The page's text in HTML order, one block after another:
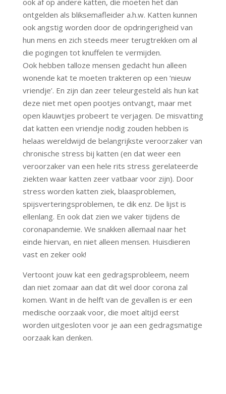
ook af op andere katten, die moeten het dan
ontgelden als bliksemafleider a.h.w. Katten kunnen
ook angstig worden door de opdringerigheid van
hun mens en zich steeds meer terugtrekken om al
die pogingen tot knuffelen te vermijden.
Ook hebben talloze mensen gedacht hun alleen
wonende kat te moeten trakteren op een ‘nieuw
vriendje’. En zijn dan zeer teleurgesteld als hun kat
deze niet met open pootjes ontvangt, maar met
open klauwtjes probeert te verjagen. De misvatting
dat katten een vriendje nodig zouden hebben is
helaas wereldwijd de belangrijkste veroorzaker van
chronische stress bij katten (en dat weer een
veroorzaker van een hele rits stress gerelateerde
ziekten waar katten zeer vatbaar voor zijn). Door
stress worden katten ziek, blaasproblemen,
spijsverteringsproblemen, te dik enz. De lijst is
ellenlang. En ook dat zien we vaker tijdens de
coronapandemie. We snakken allemaal naar het
einde hiervan, en niet alleen mensen. Huisdieren
vast en zeker ook!
Vertoont jouw kat een gedragsprobleem, neem
dan niet zomaar aan dat dit wel door corona zal
komen. Want in de helft van de gevallen is er een
medische oorzaak voor, die moet altijd eerst
worden uitgesloten voor je aan een gedragsmatige
oorzaak kan denken.